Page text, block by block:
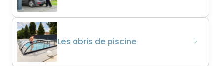
Les abris de piscine